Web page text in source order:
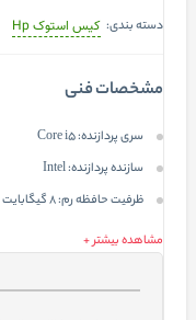
دسته بندی: کیس استوک Hp
مشخصات فنی
سری پردازنده:Core i5
سازنده پردازنده:Intel
ظرفیت حافظه رم:8 گیگابایت
مشاهده بیشتر +